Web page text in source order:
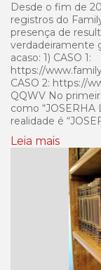
Desde o fim de
registros do
presença de
verdadeiramente
acaso: 1) CASO 1:
https://
CASO 2: https://
QQWV No
como
realidade é
Leia mais